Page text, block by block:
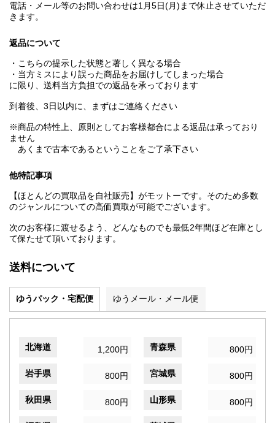
電話・メール等のお問い合わせは1月5日(月)まで休止させていただ
きます。
返品について
・こちらの提示した状態と著しく異なる場合
・当方ミスにより誤った商品をお届けしてしまった場合
に限り、送料当方負担での返品を承っております
到着後、3日以内に、まずはご連絡ください
※商品の特性上、原則としてお客様都合による返品は承っており
ません
あくまで古本であるということをご了承下さい
他特記事項
【ほとんどの買取品を自社販売】がモットーです。そのため多数
のジャンルについての高価買取が可能でございます。
次のお客様に渡せるよう、どんなものでも最低2年間ほど在庫とし
て保たせて頂いております。
送料について
ゆうパック・宅配便 ゆうメール・メール便
北海道 1,200円 青森県 800円
岩手県 800円 宮城県 800円
秋田県 800円 山形県 800円